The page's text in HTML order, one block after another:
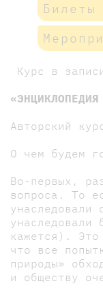
Билеты
Курс в
Авторский
О чем будем
Во-первых,
вопроса. То
унаследовали
унаследовали
кажется). Это
что все
природы»
и обществу